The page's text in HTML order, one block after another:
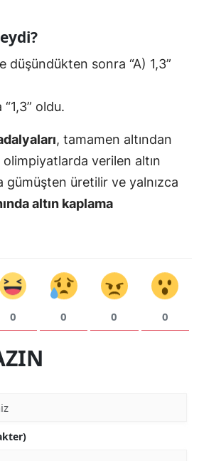
düşündükten sonra “A) 1,3”
oldu.
, tamamen altından
verilen altın
gümüşten üretilir ve yalnızca
altın kaplama
0 0 0 0